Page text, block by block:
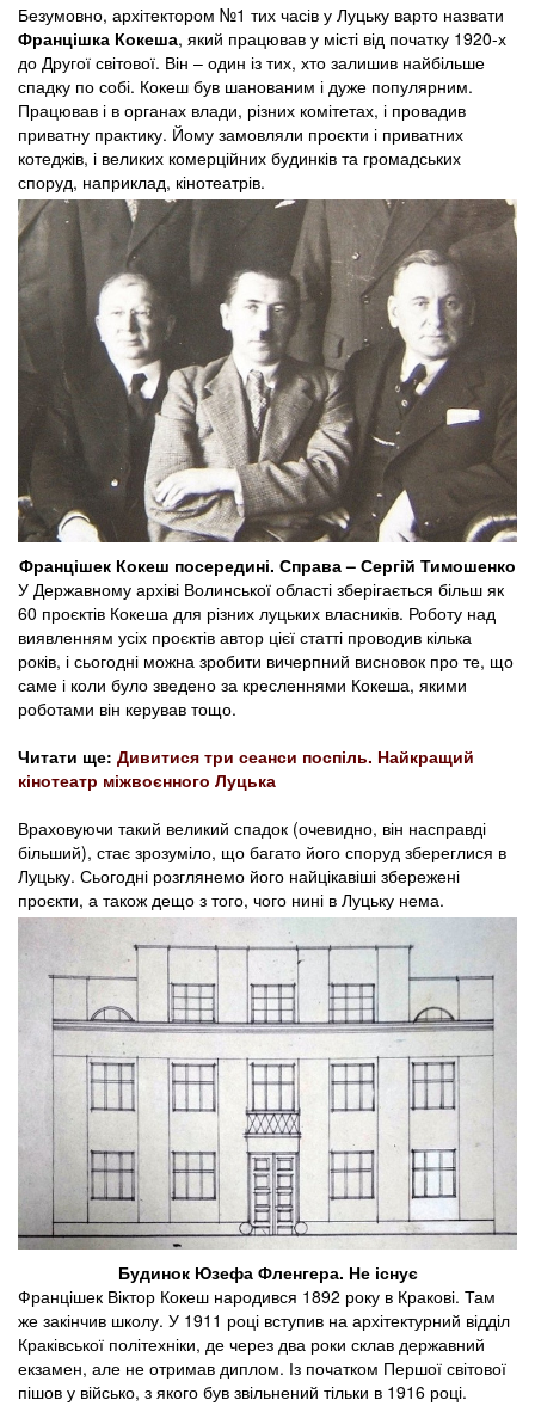
Безумовно, архітектором №1 тих часів у Луцьку варто назвати
Францішка Кокеша, який працював у місті від початку 1920-х
до Другої світової. Він – один із тих, хто залишив найбільше
спадку по собі. Кокеш був шанованим і дуже популярним.
Працював і в органах влади, різних комітетах, і провадив
приватну практику. Йому замовляли проєкти і приватних
котеджів, і великих комерційних будинків та громадських
споруд, наприклад, кінотеатрів.
Францішек Кокеш посередині. Справа – Сергій Тимошенко
У Державному архіві Волинської області зберігається більш як
60 проєктів Кокеша для різних луцьких власників. Роботу над
виявленням усіх проєктів автор цієї статті проводив кілька
років, і сьогодні можна зробити вичерпний висновок про те, що
саме і коли було зведено за кресленнями Кокеша, якими
роботами він керував тощо.
Читати ще: Дивитися три сеанси поспіль. Найкращий
кінотеатр міжвоєнного Луцька
Враховуючи такий великий спадок (очевидно, він насправді
більший), стає зрозуміло, що багато його споруд збереглися в
Луцьку. Сьогодні розглянемо його найцікавіші збережені
проєкти, а також дещо з того, чого нині в Луцьку нема.
Будинок Юзефа Фленгера. Не існує
Францішек Віктор Кокеш народився 1892 року в Кракові. Там
же закінчив школу. У 1911 році вступив на архітектурний відділ
Краківської політехніки, де через два роки склав державний
екзамен, але не отримав диплом. Із початком Першої світової
пішов у військо, з якого був звільнений тільки в 1916 році.